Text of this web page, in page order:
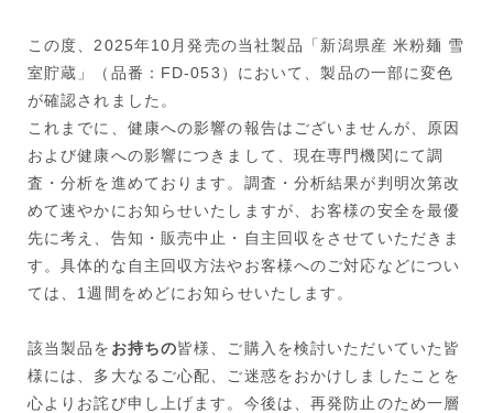
この度、2025年10月発売の当社製品「新潟県産 米粉麺 雪
室貯蔵」（品番：FD-053）において、製品の一部に変色
が確認されました。
これまでに、健康への影響の報告はございませんが、原因
および健康への影響につきまして、現在専門機関にて調
査・分析を進めております。調査・分析結果が判明次第改
めて速やかにお知らせいたしますが、お客様の安全を最優
先に考え、告知・販売中止・自主回収をさせていただきま
す。具体的な自主回収方法やお客様へのご対応などについ
ては、1週間をめどにお知らせいたします。
該当製品を お持ちの皆様、ご購入を検討いただいていた皆
様には、多大なるご心配、ご迷惑をおかけしましたことを
心よりお詫び申し上げます。今後は、再発防止のため一層